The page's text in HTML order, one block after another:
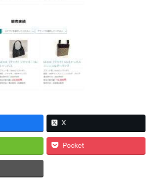
X
Pocket